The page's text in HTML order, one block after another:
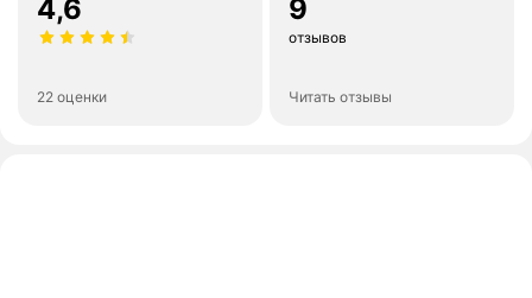
4,6
22 оценки
9
отзывов
Читать отзывы